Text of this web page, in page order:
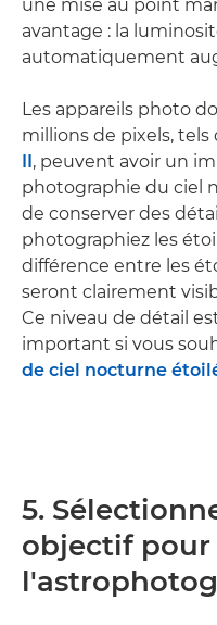
une mise au point
avantage : la
automatiquement
Les appareils photo
millions de pixels, tels
II, peuvent avoir un
photographie du ciel
de conserver des
photographiez les
différence entre les
seront clairement
Ce niveau de détail
important si vous
de ciel nocturne
5.
objectif pour